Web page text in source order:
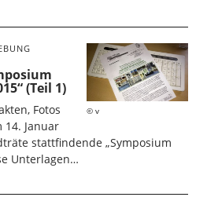
v
(Teil 1)
Fotos
Januar
stattfindende „Symposium
Unterlagen…